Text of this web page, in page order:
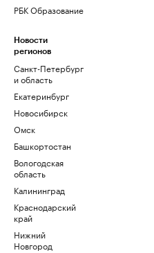
РБК Образование
Новости
регионов
Санкт-Петербург
и область
Екатеринбург
Новосибирск
Омск
Башкортостан
Вологодская
область
Калининград
Краснодарский
край
Нижний
Новгород